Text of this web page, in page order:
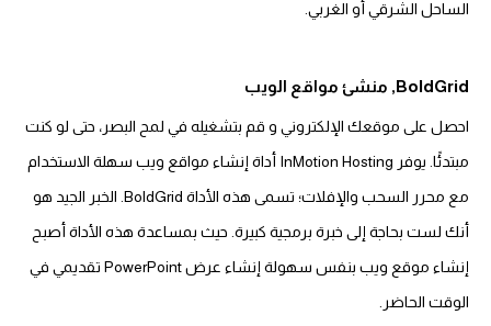
الساحل الشرقي أو الغربي.
BoldGrid, منشئ مواقع الويب
احصل على موقعك الإلكتروني و قم بتشغيله في لمح البصر، حتى لو كنت
مبتدئًا. يوفر InMotion Hosting أداة إنشاء مواقع ويب سهلة الاستخدام
مع محرر السحب والإفلات؛ تسمى هذه الأداة BoldGrid. الخبر الجيد هو
أنك لست بحاجة إلى خبرة برمجية كبيرة. حيث بمساعدة هذه الأداة أصبح
إنشاء موقع ويب بنفس سهولة إنشاء عرض PowerPoint تقديمي في
الوقت الحاضر.